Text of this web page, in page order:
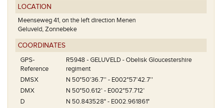
LOCATION
Meenseweg 41, on the left direction Menen
Geluveld, Zonnebeke
COORDINATES
GPS-
Reference
R5948 - GELUVELD - Obelisk Gloucestershire
regiment
DMSX
N 50°50'36.7'' - E002°57'42.7''
DMX
N 50°50.612' - E002°57.712'
D
N 50.843528° - E002.961861°